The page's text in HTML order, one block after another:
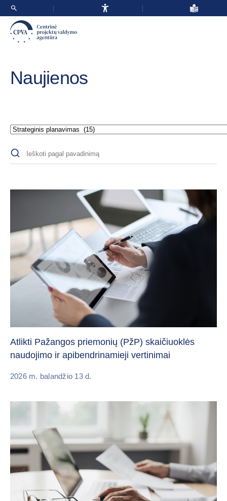
Naujienos
Atlikti Pažangos priemonių (PžP) skaičiuoklės
naudojimo ir apibendrinamieji vertinimai
2026 m. balandžio 13 d.